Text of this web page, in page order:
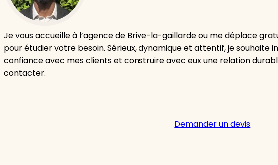
Je vous accueille à l’agence de Brive-la-gaillarde ou me déplace
pour étudier votre besoin. Sérieux, dynamique et attentif, je souhaite
confiance avec mes clients et construire avec eux une relation
contacter.
Demander un devis